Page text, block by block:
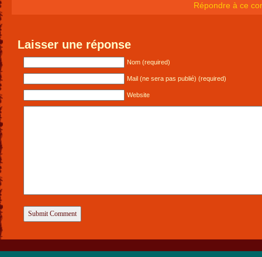
Répondre à ce
Laisser une réponse
Nom (required)
Mail (ne sera pas publié) (required)
Website